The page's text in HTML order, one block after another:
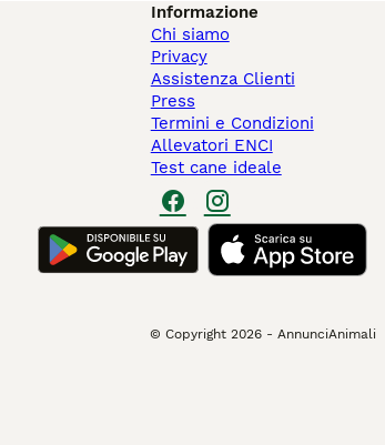
Informazione
Chi siamo
Privacy
Assistenza Clienti
Press
Termini e Condizioni
Allevatori ENCI
Test cane ideale
© Copyright 2026 - AnnunciAnimali